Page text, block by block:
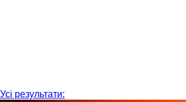
Усі результати: